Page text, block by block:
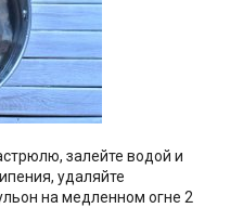
залейте водой и
удаляйте
на медленном огне 2